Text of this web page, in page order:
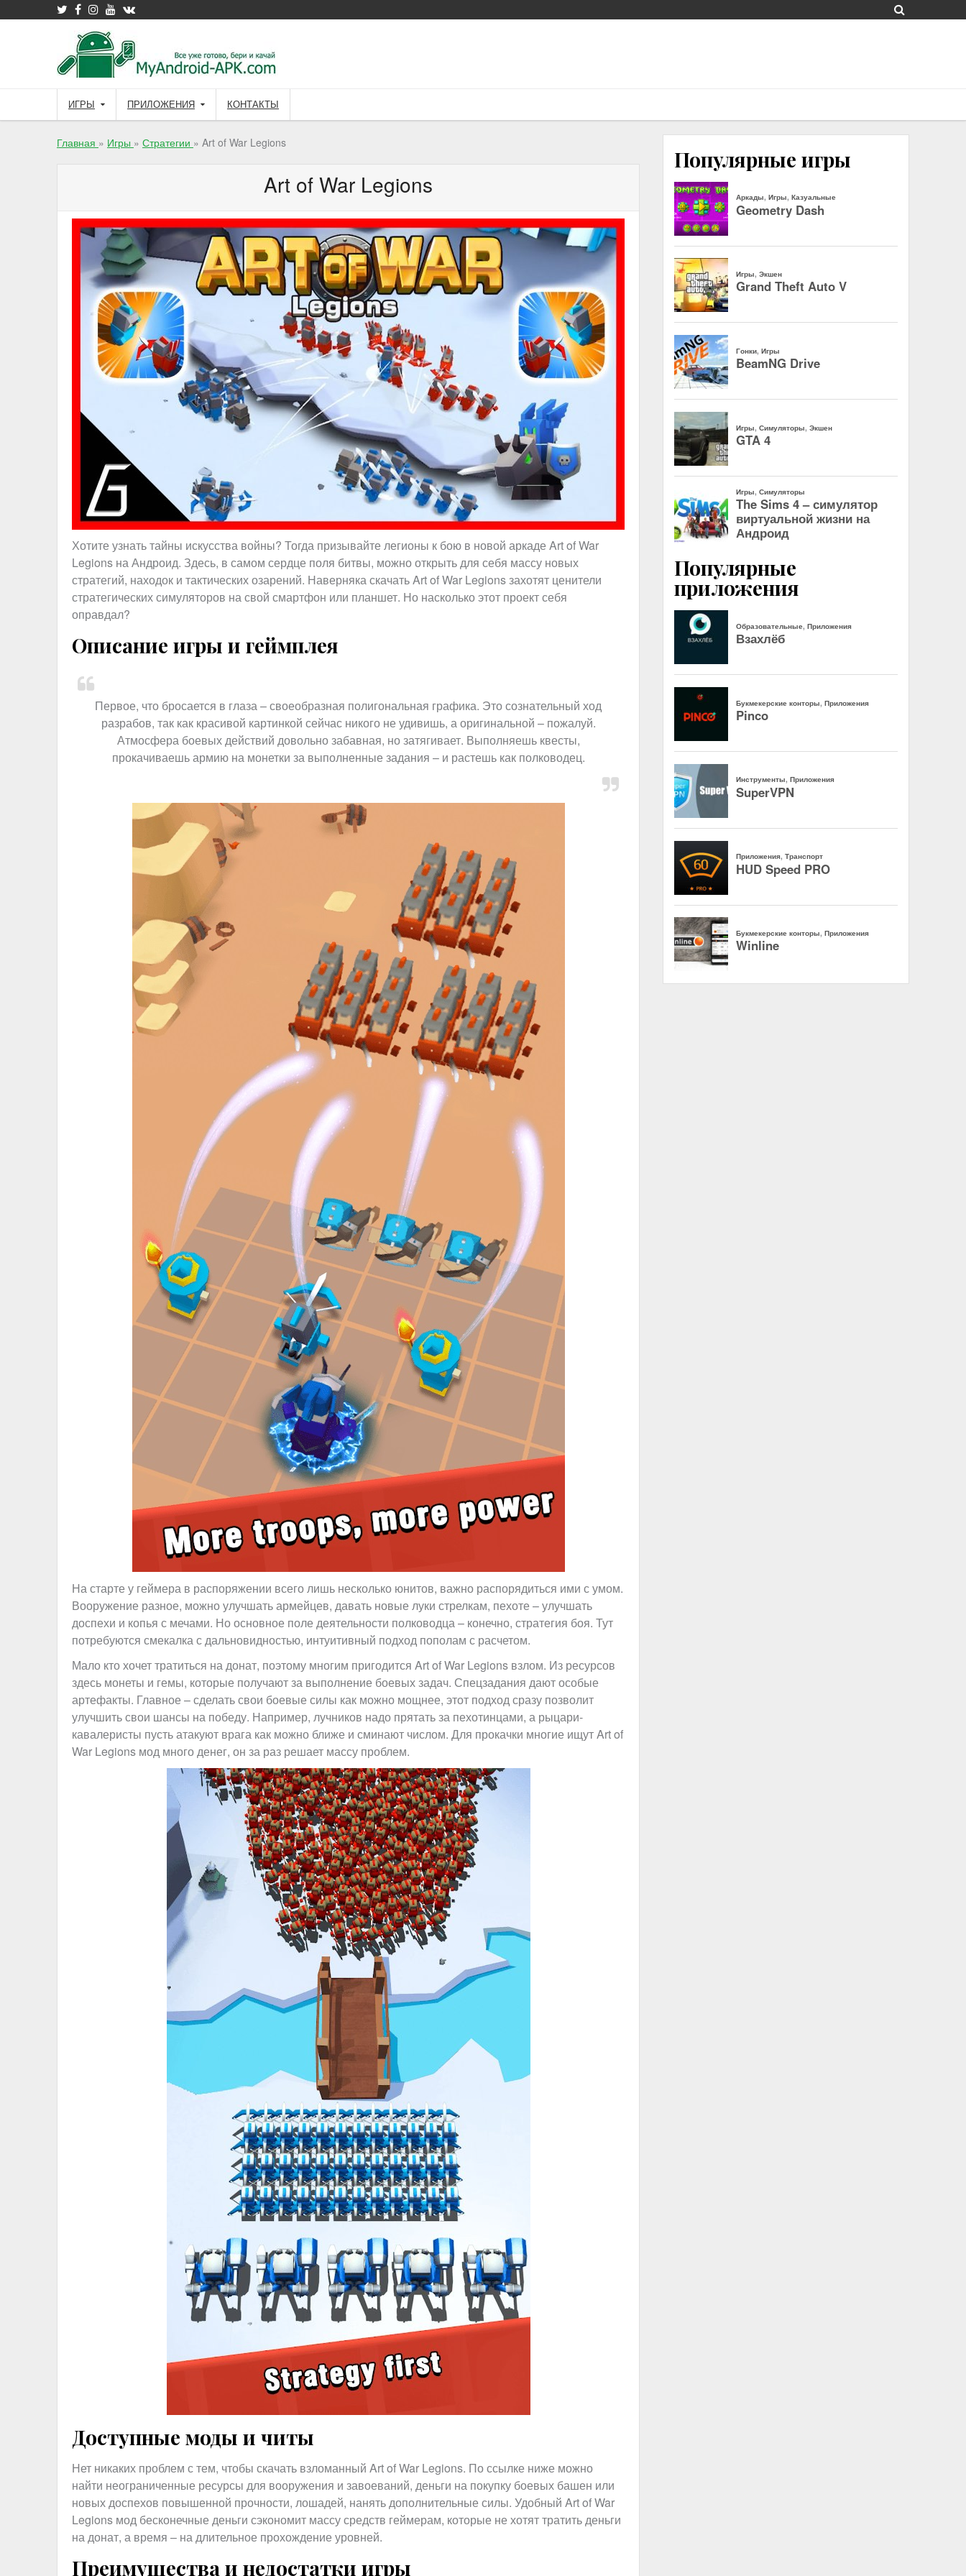
to
ИГРЫ ПРИЛОЖЕНИЯ КОНТАКТЫ
Главная » Игры » Стратегии » Art of War Legions
Art of War Legions
Хотите узнать тайны искусства войны? Тогда призывайте легионы к бою в новой аркаде Art of War
Legions на Андроид. Здесь, в самом сердце поля битвы, можно открыть для себя массу новых
стратегий, находок и тактических озарений. Наверняка скачать Art of War Legions захотят ценители
стратегических симуляторов на свой смартфон или планшет. Но насколько этот проект себя
оправдал?
Описание игры и геймплея
Первое, что бросается в глаза – своеобразная полигональная графика. Это сознательный ход
разрабов, так как красивой картинкой сейчас никого не удивишь, а оригинальной – пожалуй.
Атмосфера боевых действий довольно забавная, но затягивает. Выполняешь квесты,
прокачиваешь армию на монетки за выполненные задания – и растешь как полководец.
На старте у геймера в распоряжении всего лишь несколько юнитов, важно распорядиться ими с умом.
Вооружение разное, можно улучшать армейцев, давать новые луки стрелкам, пехоте – улучшать
доспехи и копья с мечами. Но основное поле деятельности полководца – конечно, стратегия боя. Тут
потребуются смекалка с дальновидностью, интуитивный подход пополам с расчетом.
Мало кто хочет тратиться на донат, поэтому многим пригодится Art of War Legions взлом. Из ресурсов
здесь монеты и гемы, которые получают за выполнение боевых задач. Спецзадания дают особые
артефакты. Главное – сделать свои боевые силы как можно мощнее, этот подход сразу позволит
улучшить свои шансы на победу. Например, лучников надо прятать за пехотинцами, а рыцари-
кавалеристы пусть атакуют врага как можно ближе и сминают числом. Для прокачки многие ищут Art of
War Legions мод много денег, он за раз решает массу проблем.
Доступные моды и читы
Нет никаких проблем с тем, чтобы скачать взломанный Art of War Legions. По ссылке ниже можно
найти неограниченные ресурсы для вооружения и завоеваний, деньги на покупку боевых башен или
новых доспехов повышенной прочности, лошадей, нанять дополнительные силы. Удобный Art of War
Legions мод бесконечные деньги сэкономит массу средств геймерам, которые не хотят тратить деньги
на донат, а время – на длительное прохождение уровней.
Преимущества и недостатки игры
Популярные игры
Популярные
приложения